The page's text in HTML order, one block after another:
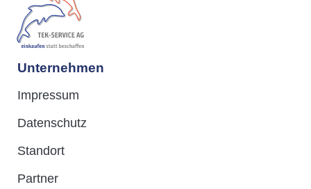
Unternehmen
Impressum
Datenschutz
Standort
Partner